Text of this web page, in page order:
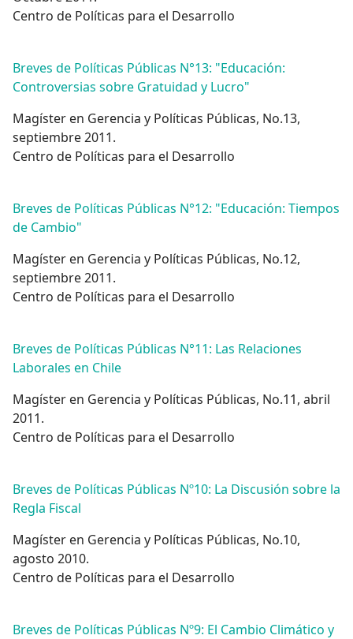
Centro de Políticas para el Desarrollo
Breves de Políticas Públicas N°13: "Educación:
Controversias sobre Gratuidad y Lucro"
Magíster en Gerencia y Políticas Públicas, No.13,
septiembre 2011.
Centro de Políticas para el Desarrollo
Breves de Políticas Públicas N°12: "Educación: Tiempos
de Cambio"
Magíster en Gerencia y Políticas Públicas, No.12,
septiembre 2011.
Centro de Políticas para el Desarrollo
Breves de Políticas Públicas N°11: Las Relaciones
Laborales en Chile
Magíster en Gerencia y Políticas Públicas, No.11, abril
2011.
Centro de Políticas para el Desarrollo
Breves de Políticas Públicas Nº10: La Discusión sobre la
Regla Fiscal
Magíster en Gerencia y Políticas Públicas, No.10,
agosto 2010.
Centro de Políticas para el Desarrollo
Breves de Políticas Públicas Nº9: El Cambio Climático y